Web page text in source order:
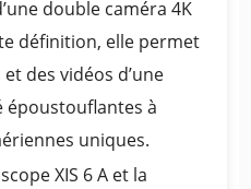
double caméra 4K
définition, elle permet
des vidéos d’une
époustouflantes à
uniques.
XIS 6 A et la